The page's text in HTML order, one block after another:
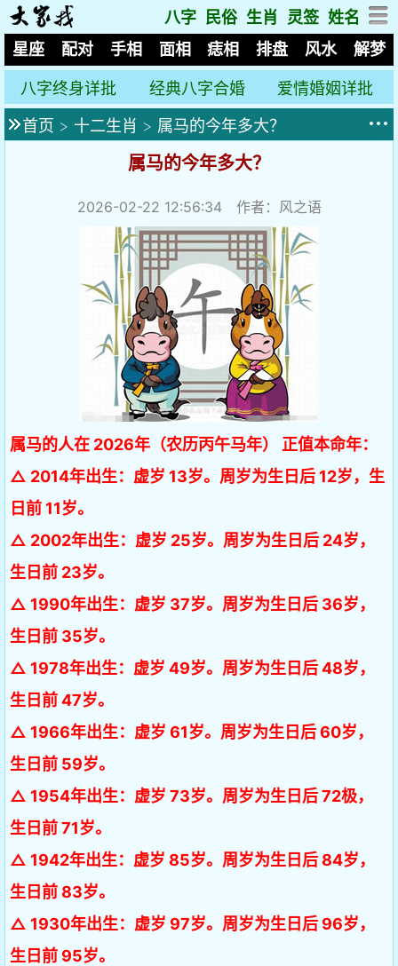
八字 民俗 生肖 灵签 姓名
星座
配对 手相 面相 痣相 排盘 风水 解梦
八字终身详批 经典八字合婚
爱情婚姻详批
首页 > 十二生肖 > 属马的今年多大？
属马的今年多大？
2026-02-22 12:56:34作者：风之语
属马的人在 2026年（农历丙午马年） 正值本命年：
△ 2014年出生：虚岁 13岁。周岁为生日后 12岁，生
日前 11岁。
△ 2002年出生：虚岁 25岁。周岁为生日后 24岁，
生日前 23岁。
△ 1990年出生：虚岁 37岁。周岁为生日后 36岁，
生日前 35岁。
△ 1978年出生：虚岁 49岁。周岁为生日后 48岁，
生日前 47岁。
△ 1966年出生：虚岁 61岁。周岁为生日后 60岁，
生日前 59岁。
△ 1954年出生：虚岁 73岁。周岁为生日后 72极，
生日前 71岁。
△ 1942年出生：虚岁 85岁。周岁为生日后 84岁，
生日前 83岁。
△ 1930年出生：虚岁 97岁。周岁为生日后 96岁，
生日前 95岁。